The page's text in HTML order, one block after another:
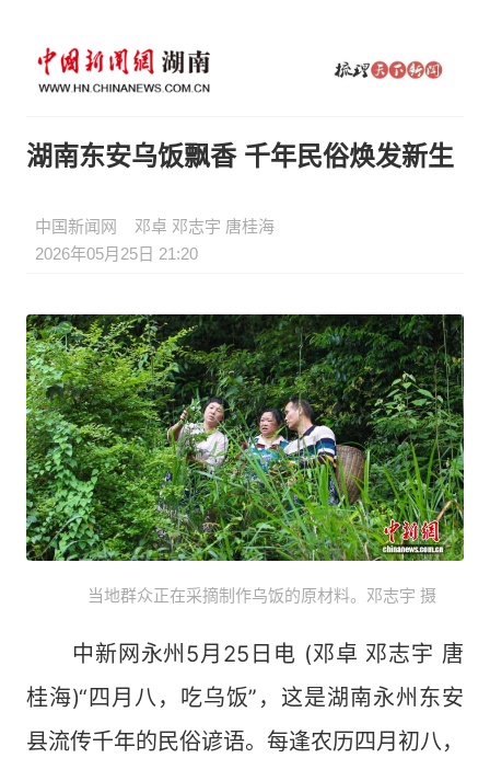
湖南东安乌饭飘香 千年民俗焕发新生
中国新闻网
邓卓 邓志宇 唐桂海
2026年05月25日 21:20
当地群众正在采摘制作乌饭的原材料。邓志宇 摄
中新网永州5月25日电 (邓卓 邓志宇 唐
桂海)“四月八，吃乌饭”，这是湖南永州东安
县流传千年的民俗谚语。每逢农历四月初八，